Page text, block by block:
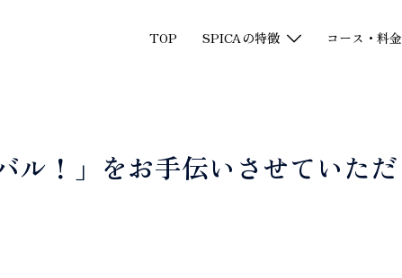
TOP SPICAの特徴 コース・料金
ル！」をお手伝いさせていただ